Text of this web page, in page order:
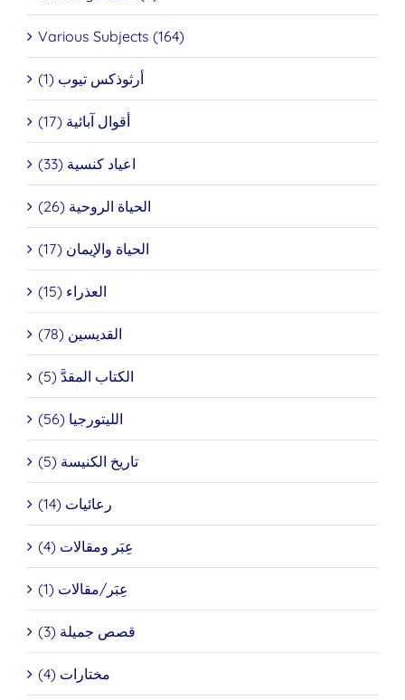
Various Subjects (164)
أرثوذكس تيوب (1)
أقوال آبائية (17)
اعياد كنسية (33)
الحياة الروحية (26)
الحياة والإيمان (17)
العذراء (15)
القديسين (78)
الكتاب المقدَّ (5)
الليتورجيا (56)
تاريخ الكنيسة (5)
رعائيات (14)
عِبَر ومقالات (4)
عِبَر/مقالات (1)
قصص جميلة (3)
مختارات (4)